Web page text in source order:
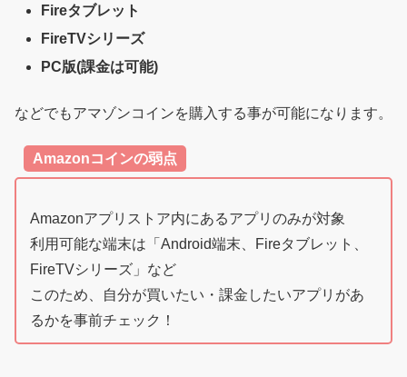
Fireタブレット
FireTVシリーズ
PC版(課金は可能)
などでもアマゾンコインを購入する事が可能になります。
Amazonコインの弱点
Amazonアプリストア内にあるアプリのみが対象
利用可能な端末は「Android端末、Fireタブレット、
FireTVシリーズ」など
このため、自分が買いたい・課金したいアプリがあ
るかを事前チェック！